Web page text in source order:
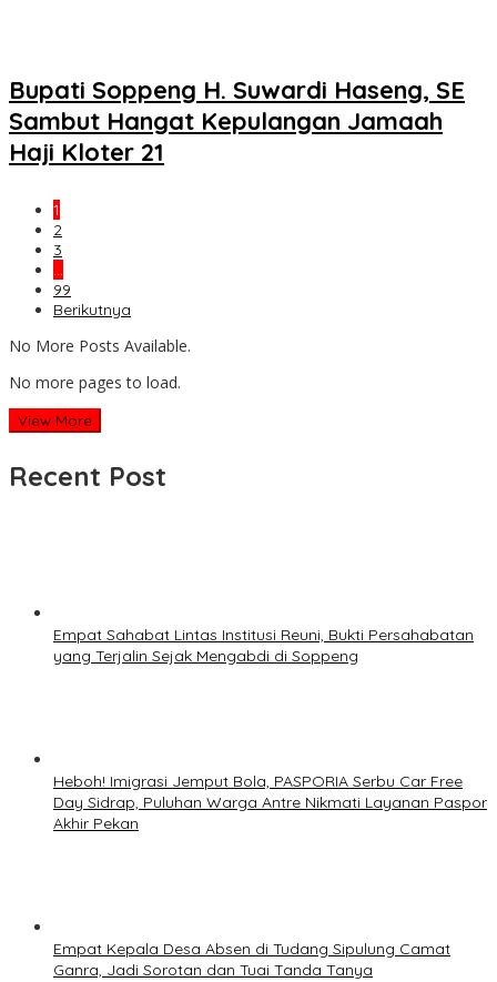
Bupati Soppeng H. Suwardi Haseng, SE
Sambut Hangat Kepulangan Jamaah
Haji Kloter 21
1
2
3
…
99
Berikutnya
No More Posts Available.
No more pages to load.
View More
Recent Post
Empat Sahabat Lintas Institusi Reuni, Bukti Persahabatan
yang Terjalin Sejak Mengabdi di Soppeng
Heboh! Imigrasi Jemput Bola, PASPORIA Serbu Car Free
Day Sidrap, Puluhan Warga Antre Nikmati Layanan Paspor
Akhir Pekan
Empat Kepala Desa Absen di Tudang Sipulung Camat
Ganra, Jadi Sorotan dan Tuai Tanda Tanya